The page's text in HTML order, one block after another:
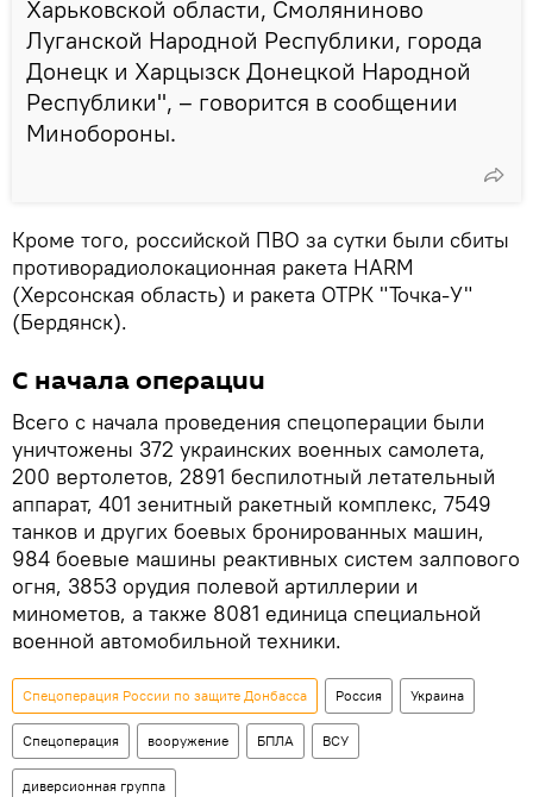
Харьковской области, Смоляниново
Луганской Народной Республики, города
Донецк и Харцызск Донецкой Народной
Республики", – говорится в сообщении
Минобороны.
Кроме того, российской ПВО за сутки были сбиты
противорадиолокационная ракета HARM
(Херсонская область) и ракета ОТРК "Точка-У"
(Бердянск).
С начала операции
Всего с начала проведения спецоперации были
уничтожены 372 украинских военных самолета,
200 вертолетов, 2891 беспилотный летательный
аппарат, 401 зенитный ракетный комплекс, 7549
танков и других боевых бронированных машин,
984 боевые машины реактивных систем залпового
огня, 3853 орудия полевой артиллерии и
минометов, а также 8081 единица специальной
военной автомобильной техники.
Спецоперация России по защите Донбасса Россия Украина
Спецоперация вооружение БПЛА ВСУ
диверсионная группа